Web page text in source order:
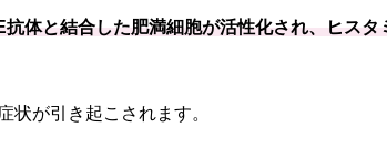
体と結合した肥満細胞が活性化され、ヒスタ
状が引き起こされます。